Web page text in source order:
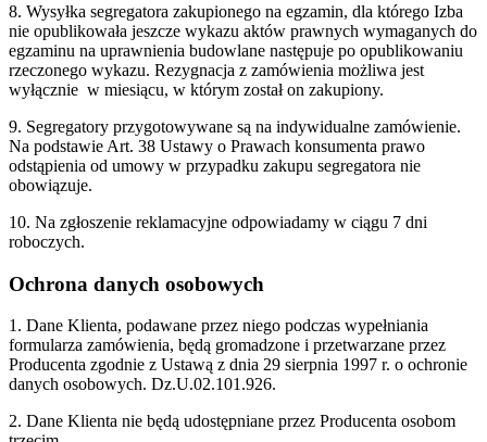
8. Wysyłka segregatora zakupionego na egzamin, dla którego Izba
nie opublikowała jeszcze wykazu aktów prawnych wymaganych do
egzaminu na uprawnienia budowlane następuje po opublikowaniu
rzeczonego wykazu. Rezygnacja z zamówienia możliwa jest
wyłącznie w miesiącu, w którym został on zakupiony.
9. Segregatory przygotowywane są na indywidualne zamówienie.
Na podstawie Art. 38 Ustawy o Prawach konsumenta prawo
odstąpienia od umowy w przypadku zakupu segregatora nie
obowiązuje.
10. Na zgłoszenie reklamacyjne odpowiadamy w ciągu 7 dni
roboczych.
Ochrona danych osobowych
1. Dane Klienta, podawane przez niego podczas wypełniania
formularza zamówienia, będą gromadzone i przetwarzane przez
Producenta zgodnie z Ustawą z dnia 29 sierpnia 1997 r. o ochronie
danych osobowych. Dz.U.02.101.926.
2. Dane Klienta nie będą udostępniane przez Producenta osobom